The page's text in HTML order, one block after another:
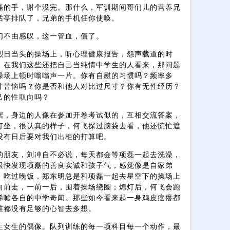
手，谢个没完。那什么，军训期间哥们儿的营养兄
排队了，兄弟的手机任你使唤。
由感叹，这一管血，值了。
当头的操场上，听心理健康报告，怨声载道的时
我们这些还把自己当纯情中学生的人看来，那问题
上顿时嗡嗡声一片。你有自慰的习惯吗？频率多
恼吗？你是否和他人对比过尺寸？你有无性经历？
的性取向吗？
身边的人像在参加开卷考试似的，互相交流答案，
，很认真的样子，何飞探过脑袋去看，他还慌忙遮
有日后要对我们出柜的打算吧。
友，刘冲自不必说，每天都会等项磊一起去洗澡，
发现项磊的善良实诚和孩子气，感觉像是自家弟
过晚饭，郑东明总是和项磊一起去星空下的操场上
走，一前一后，围着操场绕圈；熄灯后，何飞会跑
各自的中学奇闻。那些如今看来起一身鸡皮疙瘩都
没有足够的心智去多想。
女生的偶像。队列训练的每一项科目每一个动作，最